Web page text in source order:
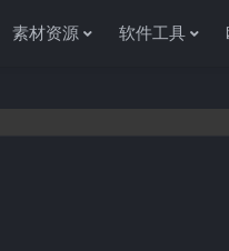
素材资源 软件工具
感谢您访问资源杂货铺获取各